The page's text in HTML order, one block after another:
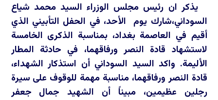
يذكر ان رئيس مجلس الوزراء السيد محمد شياع
السوداني،شارك يوم الأحد، في الحفل التأبيني الذي
أقيم في العاصمة بغداد، بمناسبة الذكرى الخامسة
لاستشهاد قادة النصر ورفاقهما، في حادثة المطار
الأليمة. واكد السيد السوداني أن استذكار الشهداء،
قادة النصر ورفاقهما، مناسبة مهمة للوقوف على سيرة
رجلين عظيمين، مبيناً أن الشهيد جمال جعفر